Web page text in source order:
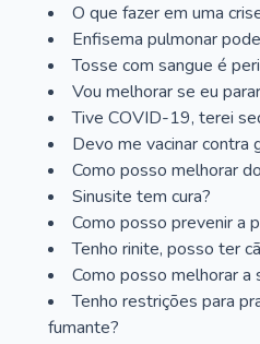
O que fazer em uma
Enfisema pulmonar
Tosse com sangue é
Vou melhorar se eu
Tive COVID-19, terei
Devo me vacinar contra
Como posso melhorar
Sinusite tem cura?
Como posso prevenir a
Tenho rinite, posso ter
Como posso melhorar a
Tenho restrições para
fumante?